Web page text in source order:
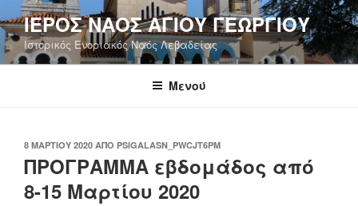
Μετάβαση
στο
περιεχόμενο
ΙΕΡΟΣ ΝΑΟΣ ΑΓΙΟΥ ΓΕΩΡΓΙΟΥ
Ιστορικός Ενοριακός Ναός Λεβαδείας
Μενού
ΔΗΜΟΣΙΕΎΤΗΚΕ
ΣΤΙΣ
8 ΜΑΡΤΊΟΥ 2020 ΑΠΌ PSIGALASN_PWCJT6PM
ΠΡΟΓΡΑΜΜΑ εβδομάδος από
8-15 Μαρτίου 2020